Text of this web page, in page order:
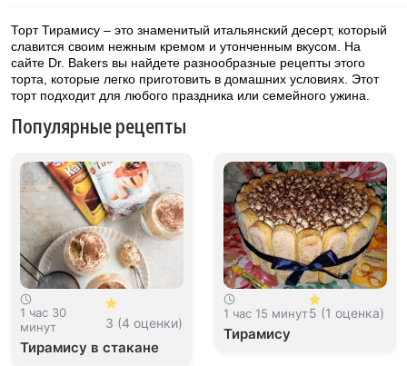
Торт Тирамису – это знаменитый итальянский десерт, который
славится своим нежным кремом и утонченным вкусом. На
сайте Dr. Bakers вы найдете разнообразные рецепты этого
торта, которые легко приготовить в домашних условиях. Этот
торт подходит для любого праздника или семейного ужина.
Популярные рецепты
1 час 30
минут
3 (4 оценки)
Тирамису в стакане
1 час 15 минут5 (1 оценка)
Тирамису